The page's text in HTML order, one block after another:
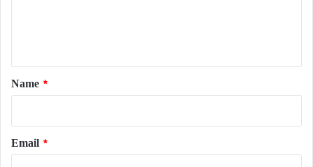
*
Name *
Email *